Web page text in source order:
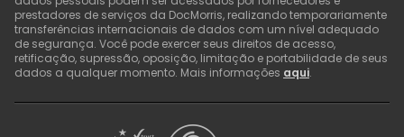
prestadores de serviços da DocMorris, realizando temporariamente
transferências internacionais de dados com um nível adequado
de segurança. Você pode exercer seus direitos de acesso,
retificação, supressão, oposição, limitação e portabilidade de seus
dados a qualquer momento. Mais informações aqui.